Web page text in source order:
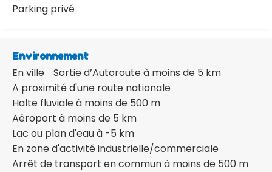
Parking privé
Environnement
En ville
Sortie d’Autoroute à moins de 5 km
A proximité d'une route nationale
Halte fluviale à moins de 500 m
Aéroport à moins de 5 km
Lac ou plan d'eau à -5 km
En zone d'activité industrielle/commerciale
Arrêt de transport en commun à moins de 500 m